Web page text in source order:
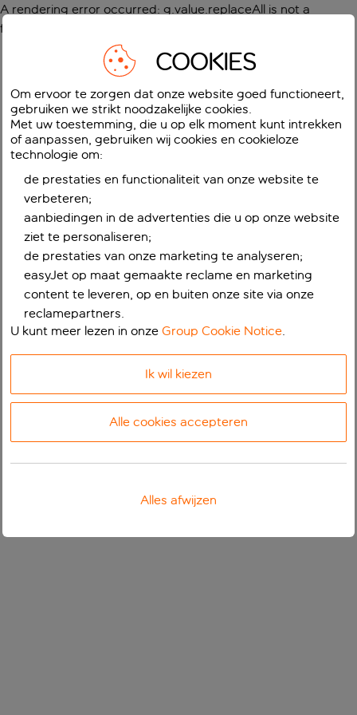
A rendering error occurred: g.value.replaceAll is not a
function
COOKIES
Om ervoor te zorgen dat onze website goed functioneert,
gebruiken we strikt noodzakelijke cookies.
Met uw toestemming, die u op elk moment kunt intrekken
of aanpassen, gebruiken wij cookies en cookieloze
technologie om:
de prestaties en functionaliteit van onze website te
verbeteren;
aanbiedingen in de advertenties die u op onze website
ziet te personaliseren;
de prestaties van onze marketing te analyseren;
easyJet op maat gemaakte reclame en marketing
content te leveren, op en buiten onze site via onze
reclamepartners.
U kunt meer lezen in onzeGroup Cookie Notice.
Ik wil kiezen
Alle cookies accepteren
Alles afwijzen